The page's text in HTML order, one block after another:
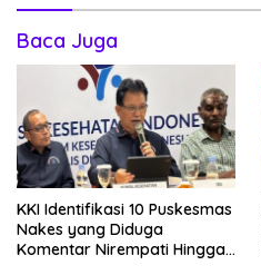
Baca Juga
KKI Identifikasi 10 Puskesmas
Nakes yang Diduga
Komentar Nirempati Hingga